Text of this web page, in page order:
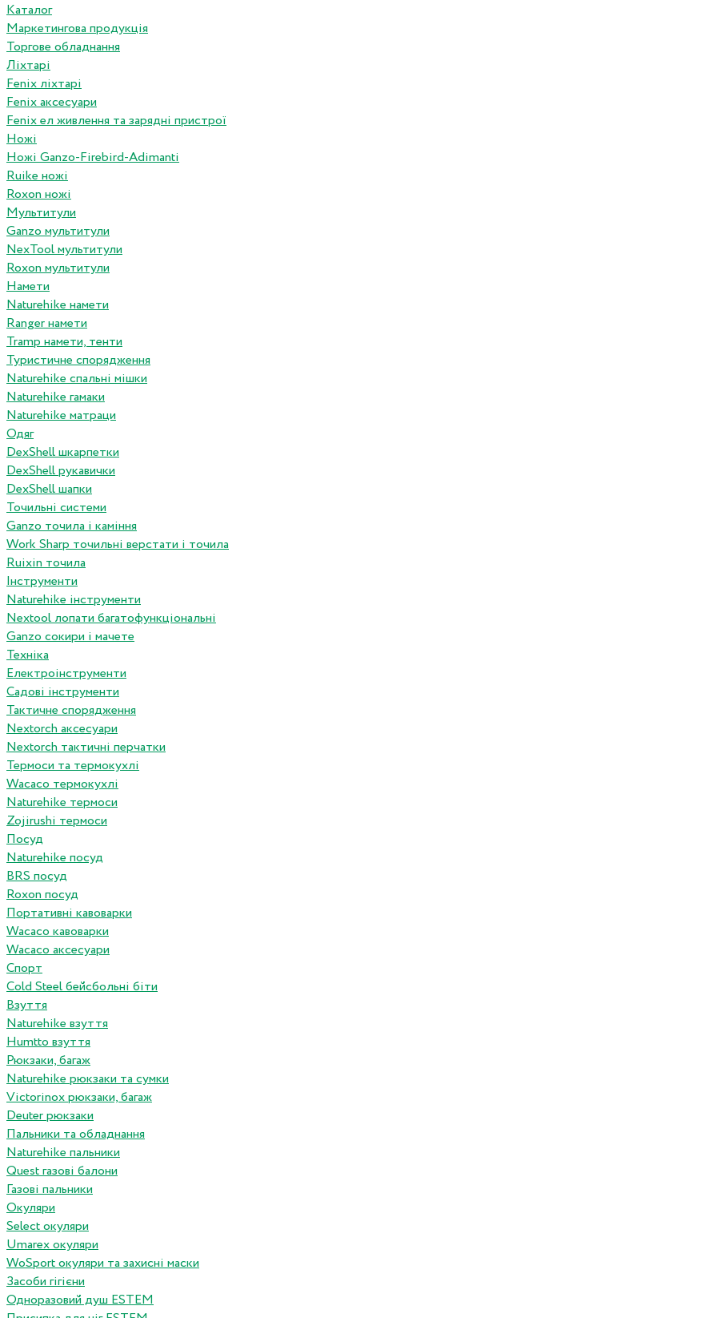
Каталог
Маркетингова продукція
Торгове обладнання
Ліхтарі
Fenix ліхтарі
Fenix аксесуари
Fenix ел живлення та зарядні пристрої
Ножі
Ножі Ganzo-Firebird-Adimanti
Ruike ножі
Roxon ножi
Мультитули
Ganzo мультитули
NexTool мультитули
Roxon мультитули
Намети
Naturehike намети
Ranger намети
Tramp намети, тенти
Туристичне спорядження
Naturehike спальні мішки
Naturehike гамаки
Naturehike матраци
Одяг
DexShell шкарпетки
DexShell рукавички
DexShell шапки
Точильні системи
Ganzo точила і каміння
Work Sharp точильні верстати і точила
Ruixin точила
Інструменти
Naturehike інструменти
Nextool лопати багатофункціональні
Ganzo сокири і мачете
Техніка
Електроінструменти
Садові інструменти
Тактичне спорядження
Nextorch аксесуари
Nextorch тактичні перчатки
Термоси та термокухлі
Wacaco термокухлі
Naturehike термоси
Zojirushi термоси
Посуд
Naturehike посуд
BRS посуд
Roxon посуд
Портативні кавоварки
Wacaco кавоварки
Wacaco аксесуари
Спорт
Cold Steel бейсбольні біти
Взуття
Naturehike взуття
Humtto взуття
Рюкзаки, багаж
Naturehike рюкзаки та сумки
Victorinox рюкзаки, багаж
Deuter рюкзаки
Пальники та обладнання
Naturehike пальники
Quest газові балони
Газові пальники
Окуляри
Select окуляри
Umarex окуляри
WoSport окуляри та захисні маски
Засоби гігієни
Одноразовий душ ESTEM